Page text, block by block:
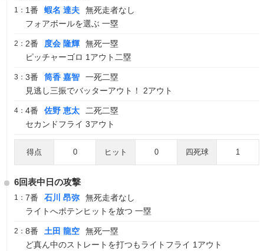
1： 1番 蝦名 達夫
無死走者なし
フォアボールを選ぶ 一塁
2： 2番 度会 隆輝
無死一塁
ピッチャーゴロ 1アウト二塁
3： 3番 筒香 嘉智
一死二塁
見逃し三振でバッターアウト！ 2アウト
4： 4番 佐野 恵太
二死二塁
セカンドフライ 3アウト
得点 0 ヒット 0 四死球 1
6回表中日の攻撃
1： 7番 石川 昂弥
無死走者なし
ライトへポテンヒットを放つ 一塁
2： 8番 土田 龍空
無死一塁
ど真ん中のストレートを打つもライトフライ 1アウト